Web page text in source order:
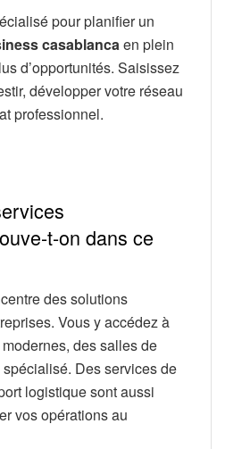
pour planifier un
casablancaen plein
d’opportunités. Saisissez
développer votre réseau
professionnel.
t-on dans ce
des solutions
Vous y accédez à
des salles de
Des services de
logistique sont aussi
vos opérations au